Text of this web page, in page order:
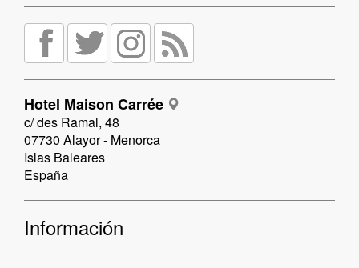
Hotel Maison Carrée
c/ des Ramal, 48
07730 Alayor - Menorca
Islas Baleares
España
Información